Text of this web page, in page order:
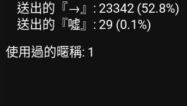
送出的『→』: 23342 (52.8%)
送出的『噓』: 29 (0.1%)
使用過的暱稱: 1